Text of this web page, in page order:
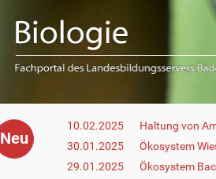
Neu
10.02.2025
Haltung von
30.01.2025
Ökosystem
29.01.2025
Ökosystem